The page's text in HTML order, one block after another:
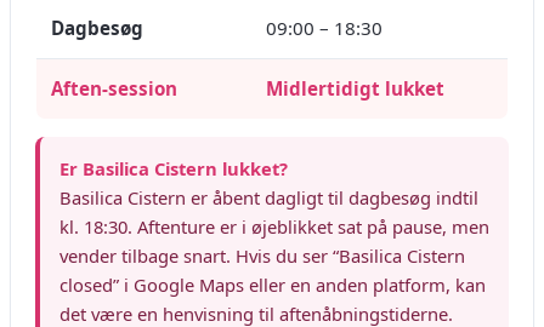
Dagbesøg 09:00 – 18:30
Aften-session Midlertidigt lukket
Er Basilica Cistern lukket?
Basilica Cistern er åbent dagligt til dagbesøg indtil
kl. 18:30. Aftenture er i øjeblikket sat på pause, men
vender tilbage snart. Hvis du ser “Basilica Cistern
closed” i Google Maps eller en anden platform, kan
det være en henvisning til aftenåbningstiderne.